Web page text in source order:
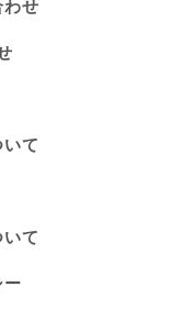
わせ
て
て
ー